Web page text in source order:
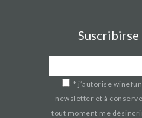
* j’autorise
newsletter et à
tout moment me